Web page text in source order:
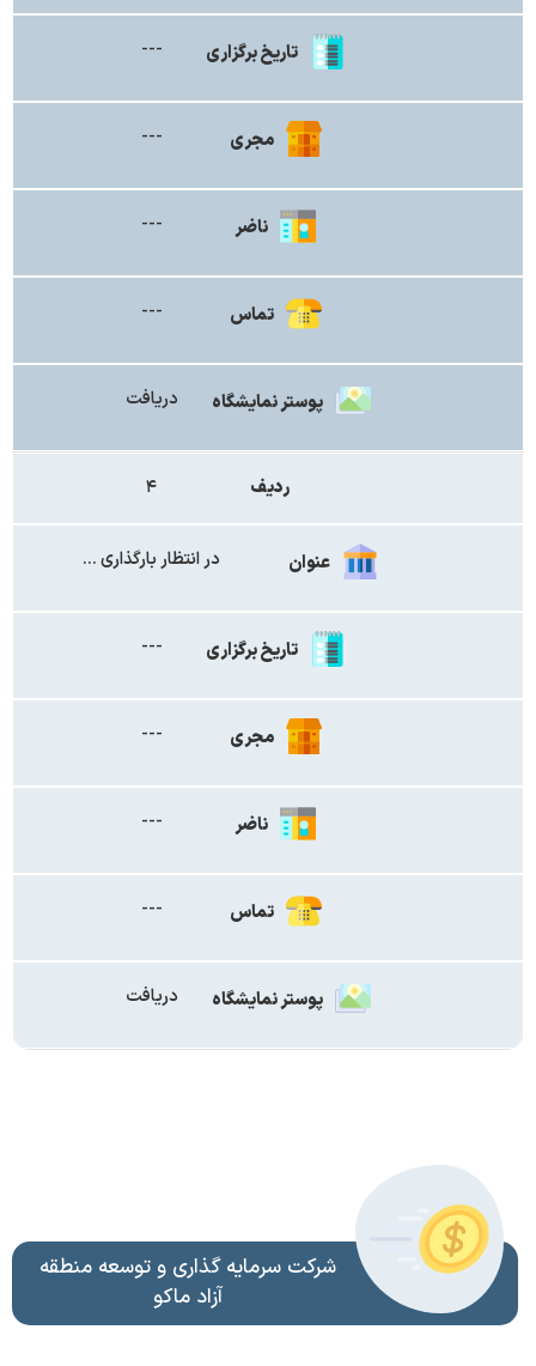
تاریخ برگزاری ---
مجری ---
ناضر ---
تماس ---
پوستر نمایشگاه دریافت
ردیف ۴
عنوان در انتظار بارگذاری ...
تاریخ برگزاری ---
مجری ---
ناضر ---
تماس ---
پوستر نمایشگاه دریافت
شرکت سرمایه گذاری و توسعه منطقه
آزاد ماکو